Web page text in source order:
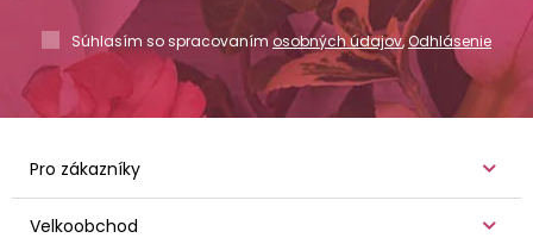
Súhlasím so spracovaním osobných údajov,Odhlásenie
Pro zákazníky
Velkoobchod